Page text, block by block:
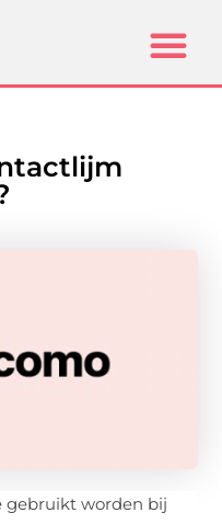
gebruikt worden bij